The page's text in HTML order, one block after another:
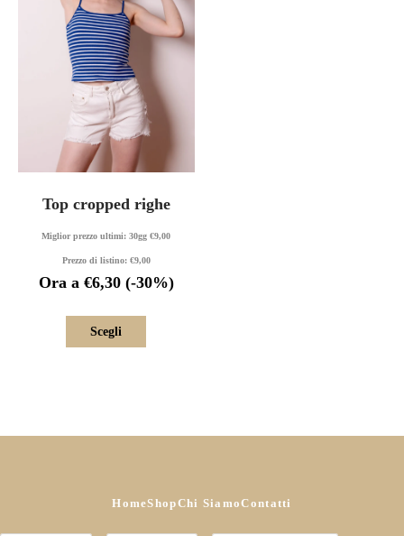
Top cropped righe
Miglior prezzo ultimi: 30gg€9,00
Prezzo di listino: €9,00
Ora a €6,30(-30%)
Scegli
HomeShopChi SiamoContatti